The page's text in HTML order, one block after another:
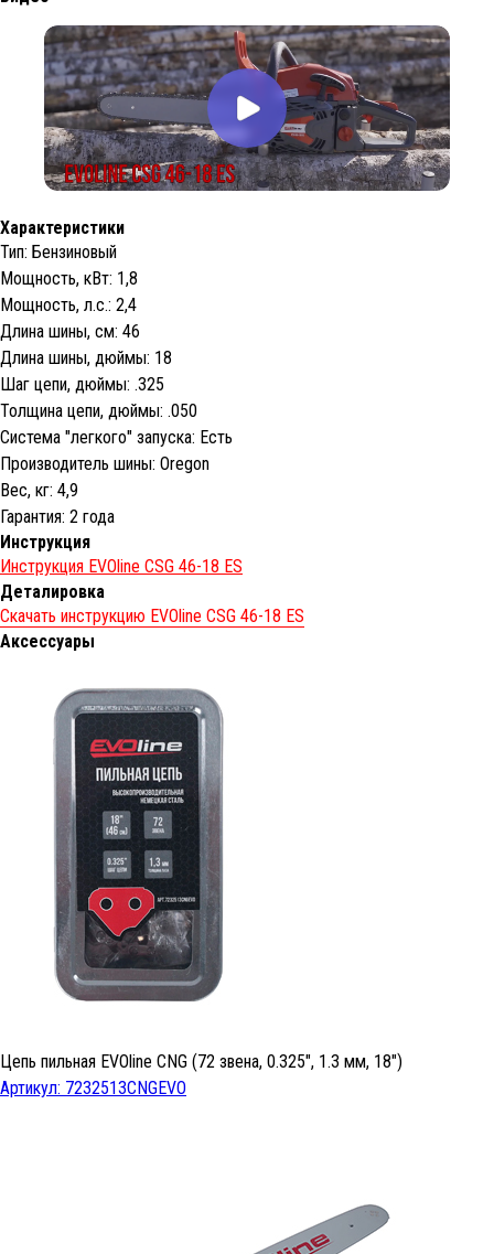
Характеристики
Тип: Бензиновый
Мощность, кВт: 1,8
Мощность, л.с.: 2,4
Длина шины, см: 46
Длина шины, дюймы: 18
Шаг цепи, дюймы: .325
Толщина цепи, дюймы: .050
Система "легкого" запуска: Есть
Производитель шины: Oregon
Вес, кг: 4,9
Гарантия: 2 года
Инструкция
Инструкция EVOline CSG 46-18 ES
Деталировка
Скачать инструкцию EVOline CSG 46-18 ES
Аксессуары
Цепь пильная EVOline CNG (72 звена, 0.325", 1.3 мм, 18")
Артикул: 7232513CNGEVO